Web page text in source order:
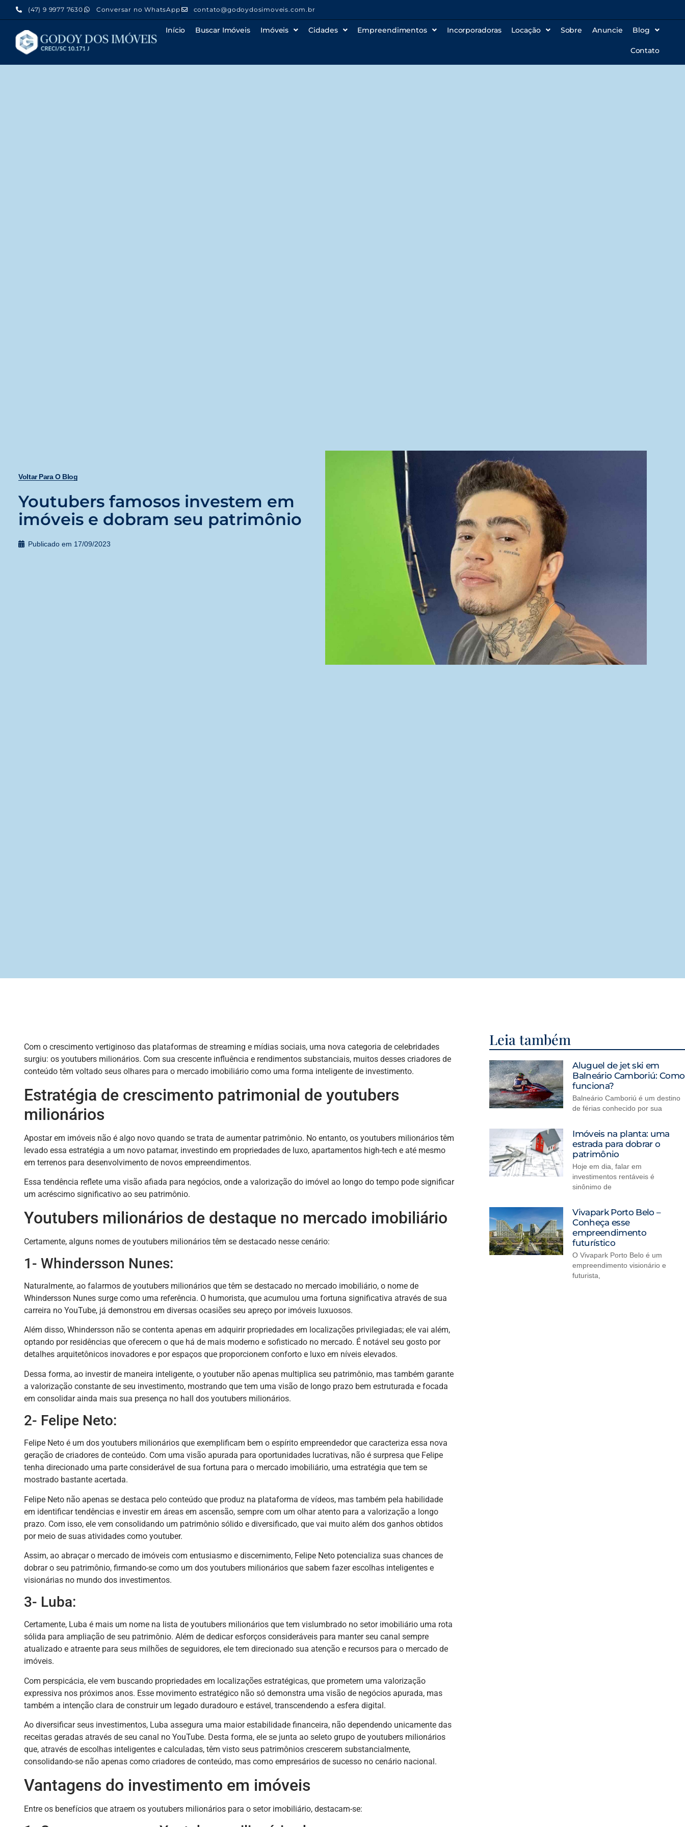
(47) 9 9977 7630 Conversar no WhatsApp contato@godoydosimoveis.com.br
Início Buscar Imóveis Imóveis Cidades Empreendimentos Incorporadoras Locação Sobre Anuncie Blog
Contato
Voltar Para O Blog
Youtubers famosos investem em
imóveis e dobram seu patrimônio
Publicado em 17/09/2023
Com o crescimento vertiginoso das plataformas de streaming e mídias sociais, uma nova categoria de celebridades
surgiu: os youtubers milionários. Com sua crescente influência e rendimentos substanciais, muitos desses criadores de
conteúdo têm voltado seus olhares para o mercado imobiliário como uma forma inteligente de investimento.
Estratégia de crescimento patrimonial de youtubers
milionários
Apostar em imóveis não é algo novo quando se trata de aumentar patrimônio. No entanto, os youtubers milionários têm
levado essa estratégia a um novo patamar, investindo em propriedades de luxo, apartamentos high-tech e até mesmo
em terrenos para desenvolvimento de novos empreendimentos.
Essa tendência reflete uma visão afiada para negócios, onde a valorização do imóvel ao longo do tempo pode significar
um acréscimo significativo ao seu patrimônio.
Youtubers milionários de destaque no mercado imobiliário
Certamente, alguns nomes de youtubers milionários têm se destacado nesse cenário:
1- Whindersson Nunes:
Naturalmente, ao falarmos de youtubers milionários que têm se destacado no mercado imobiliário, o nome de
Whindersson Nunes surge como uma referência. O humorista, que acumulou uma fortuna significativa através de sua
carreira no YouTube, já demonstrou em diversas ocasiões seu apreço por imóveis luxuosos.
Além disso, Whindersson não se contenta apenas em adquirir propriedades em localizações privilegiadas; ele vai além,
optando por residências que oferecem o que há de mais moderno e sofisticado no mercado. É notável seu gosto por
detalhes arquitetônicos inovadores e por espaços que proporcionem conforto e luxo em níveis elevados.
Dessa forma, ao investir de maneira inteligente, o youtuber não apenas multiplica seu patrimônio, mas também garante
a valorização constante de seu investimento, mostrando que tem uma visão de longo prazo bem estruturada e focada
em consolidar ainda mais sua presença no hall dos youtubers milionários.
2- Felipe Neto:
Felipe Neto é um dos youtubers milionários que exemplificam bem o espírito empreendedor que caracteriza essa nova
geração de criadores de conteúdo. Com uma visão apurada para oportunidades lucrativas, não é surpresa que Felipe
tenha direcionado uma parte considerável de sua fortuna para o mercado imobiliário, uma estratégia que tem se
mostrado bastante acertada.
Felipe Neto não apenas se destaca pelo conteúdo que produz na plataforma de vídeos, mas também pela habilidade
em identificar tendências e investir em áreas em ascensão, sempre com um olhar atento para a valorização a longo
prazo. Com isso, ele vem consolidando um patrimônio sólido e diversificado, que vai muito além dos ganhos obtidos
por meio de suas atividades como youtuber.
Assim, ao abraçar o mercado de imóveis com entusiasmo e discernimento, Felipe Neto potencializa suas chances de
dobrar o seu patrimônio, firmando-se como um dos youtubers milionários que sabem fazer escolhas inteligentes e
visionárias no mundo dos investimentos.
3- Luba:
Certamente, Luba é mais um nome na lista de youtubers milionários que tem vislumbrado no setor imobiliário uma rota
sólida para ampliação de seu patrimônio. Além de dedicar esforços consideráveis para manter seu canal sempre
atualizado e atraente para seus milhões de seguidores, ele tem direcionado sua atenção e recursos para o mercado de
imóveis.
Com perspicácia, ele vem buscando propriedades em localizações estratégicas, que prometem uma valorização
expressiva nos próximos anos. Esse movimento estratégico não só demonstra uma visão de negócios apurada, mas
também a intenção clara de construir um legado duradouro e estável, transcendendo a esfera digital.
Ao diversificar seus investimentos, Luba assegura uma maior estabilidade financeira, não dependendo unicamente das
receitas geradas através de seu canal no YouTube. Desta forma, ele se junta ao seleto grupo de youtubers milionários
que, através de escolhas inteligentes e calculadas, têm visto seus patrimônios crescerem substancialmente,
consolidando-se não apenas como criadores de conteúdo, mas como empresários de sucesso no cenário nacional.
Vantagens do investimento em imóveis
Entre os benefícios que atraem os youtubers milionários para o setor imobiliário, destacam-se:
Leia também
Aluguel de jet ski em
Balneário Camboriú: Como
funciona?
Balneário Camboriú é um destino
de férias conhecido por sua
Imóveis na planta: uma
estrada para dobrar o
patrimônio
Hoje em dia, falar em
investimentos rentáveis é
sinônimo de
Vivapark Porto Belo –
Conheça esse
empreendimento
futurístico
O Vivapark Porto Belo é um
empreendimento visionário e
futurista,